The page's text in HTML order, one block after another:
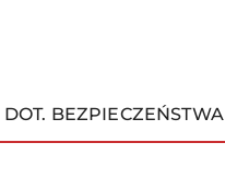
BEZPIECZEŃSTWA